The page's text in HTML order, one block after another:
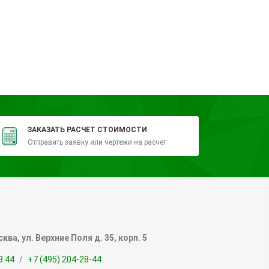
ЗАКАЗАТЬ РАСЧЕТ СТОИМОСТИ
Отправить заявку или чертежи на расчет
ул. Верхние Поля д. 35, корп. 5
44 +7 (495) 204-28-44